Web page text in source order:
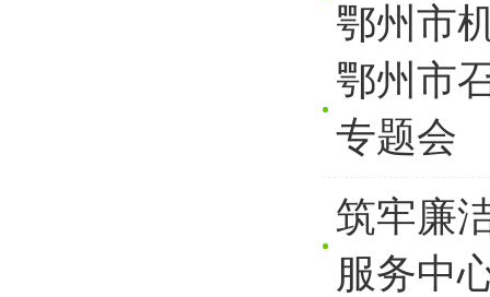
鄂州市
鄂州市
专题会
筑牢廉
服务中